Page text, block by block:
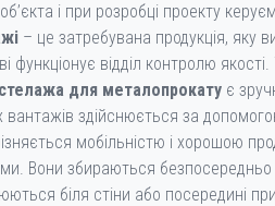
і при розробці проекту
– це затребувана продукція, яку
відділ контролю
для металопрокату є
здійснюється за
мобільністю і хорошою
Вони збираються безпосередньо
біля стіни або посередині